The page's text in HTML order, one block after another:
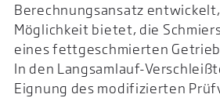
Berechnungsansatz
Möglichkeit bietet, die
eines fettgeschmierten
In den Langsamlauf-
Eignung des modifizierten